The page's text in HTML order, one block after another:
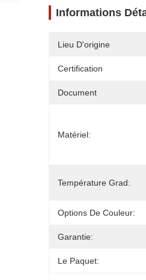
Informations
Lieu D'origine
Certification
Document
Matériel:
Température Grad:
Options De Couleur:
Garantie:
Le Paquet: